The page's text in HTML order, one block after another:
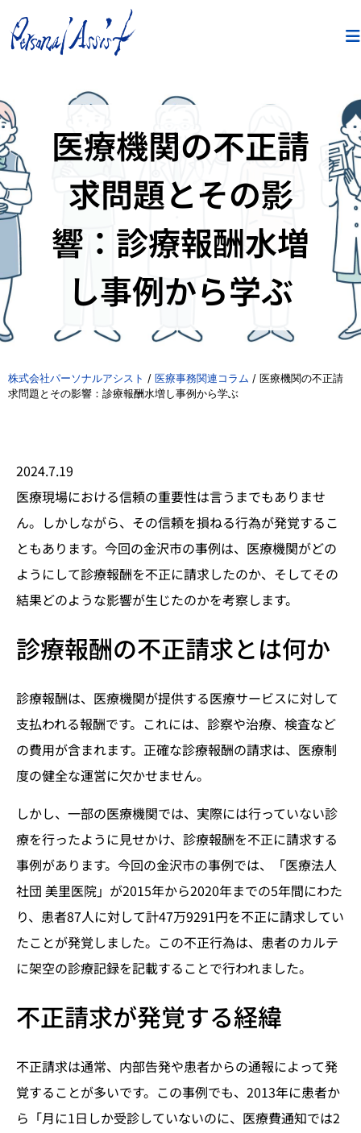
医療機関の不正請
求問題とその影
響：診療報酬水増
し事例から学ぶ
株式会社パーソナルアシスト / 医療事務関連コラム / 医療機関の不正請
求問題とその影響：診療報酬水増し事例から学ぶ
2024.7.19
医療現場における信頼の重要性は言うまでもありませ
ん。しかしながら、その信頼を損ねる行為が発覚するこ
ともあります。今回の金沢市の事例は、医療機関がどの
ようにして診療報酬を不正に請求したのか、そしてその
結果どのような影響が生じたのかを考察します。
診療報酬の不正請求とは何か
診療報酬は、医療機関が提供する医療サービスに対して
支払われる報酬です。これには、診察や治療、検査など
の費用が含まれます。正確な診療報酬の請求は、医療制
度の健全な運営に欠かせません。
しかし、一部の医療機関では、実際には行っていない診
療を行ったように見せかけ、診療報酬を不正に請求する
事例があります。今回の金沢市の事例では、「医療法人
社団 美里医院」が2015年から2020年までの5年間にわた
り、患者87人に対して計47万9291円を不正に請求してい
たことが発覚しました。この不正行為は、患者のカルテ
に架空の診療記録を記載することで行われました。
不正請求が発覚する経緯
不正請求は通常、内部告発や患者からの通報によって発
覚することが多いです。この事例でも、2013年に患者か
ら「月に1日しか受診していないのに、医療費通知では2